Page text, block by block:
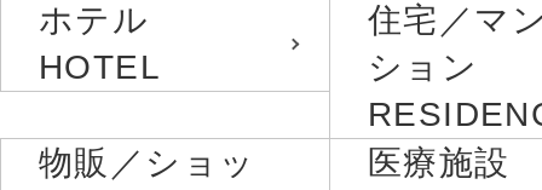
ホテル
HOTEL
住宅／マ
ション
物販／ショッ
医療施設